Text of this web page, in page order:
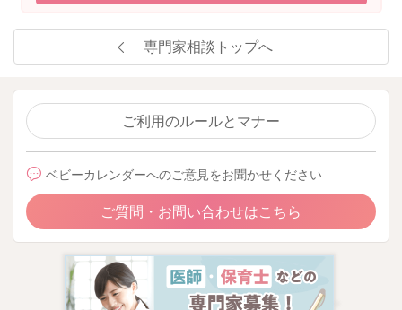
専門家相談トップへ
ご利用のルールとマナー
ベビーカレンダーへのご意見をお聞かせください
ご質問・お問い合わせはこちら